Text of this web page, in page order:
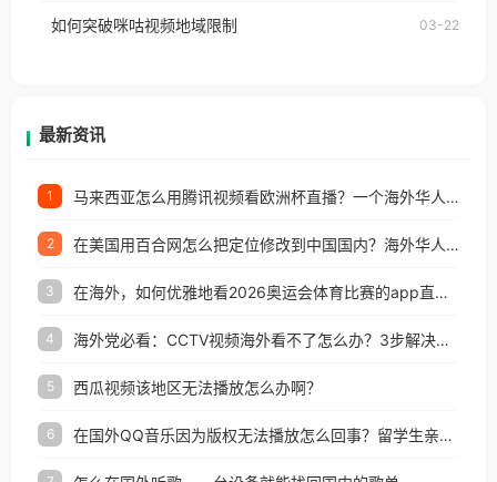
户收听网易云音乐地区版权限制」的问题，无论人在
如何突破咪咕视频地域限制 03-22
最新资讯
1 马来西亚怎么用腾讯视频看欧洲杯直播？一个海外华人的真实困扰与破解
2 在美国用百合网怎么把定位修改到中国国内？海外华人必备的回国加速指南
3 在海外，如何优雅地看2026奥运会体育比赛的app直播？
4 海外党必看：CCTV视频海外看不了怎么办？3步解决地区限制+追剧自由
5 西瓜视频该地区无法播放怎么办啊？
6 在国外QQ音乐因为版权无法播放怎么回事？留学生亲测有效的解决办法